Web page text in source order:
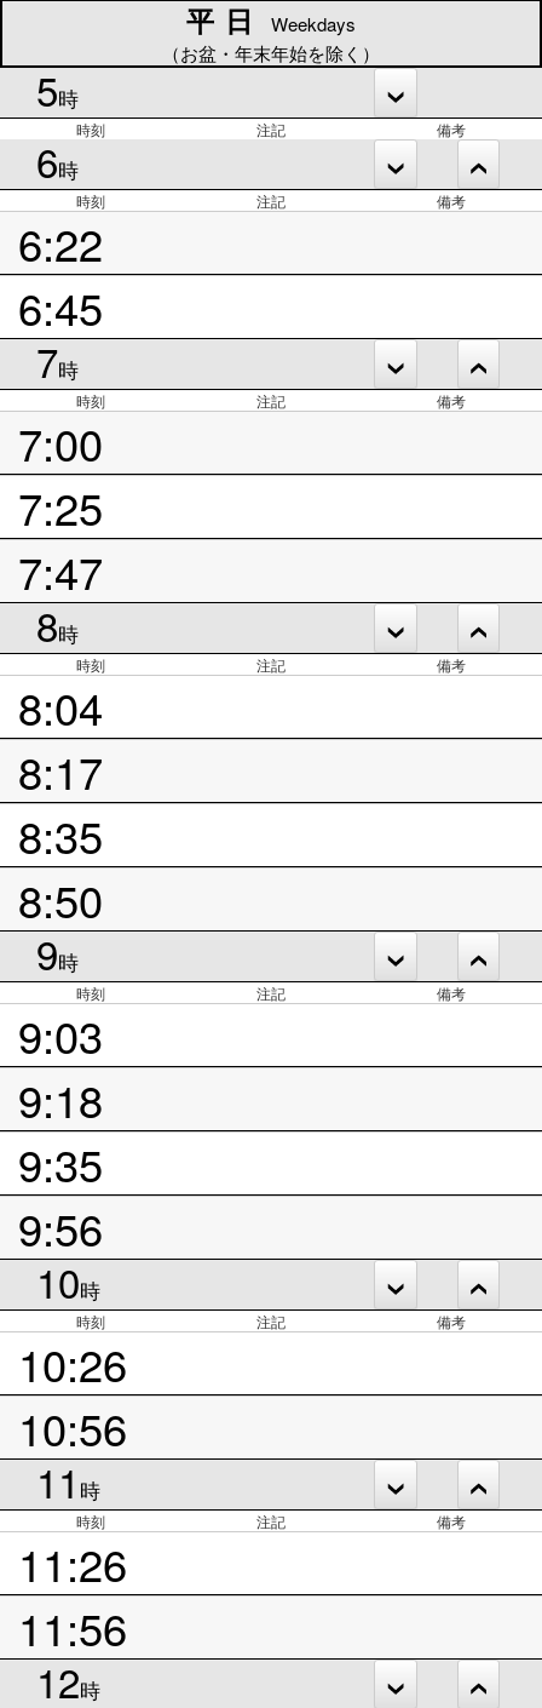
平日
Weekdays
（お盆・年末年始を除く）
5時
時刻 注記 備考
6時
時刻 注記 備考
6:22
6:45
7時
時刻 注記 備考
7:00
7:25
7:47
8時
時刻 注記 備考
8:04
8:17
8:35
8:50
9時
時刻 注記 備考
9:03
9:18
9:35
9:56
10時
時刻 注記 備考
10:26
10:56
11 時
時刻 注記 備考
11:26
11:56
12時